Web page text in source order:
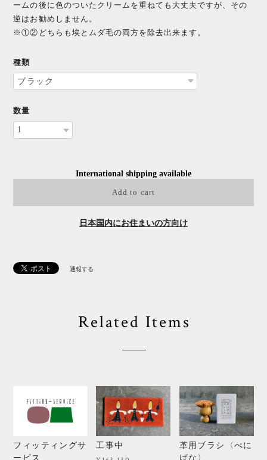
ームの後に色のついたクリームを重ねても大丈夫ですが、その
逆はお勧めしません。
※①②どちらも埃とムダ毛の両方を除去出来ます。
種類
数量
International shipping available
Add to cart
日本国内にお住まいの方向け
通報する
Related Items
フィッティングサ
工事中
革用ブラシ〈べに